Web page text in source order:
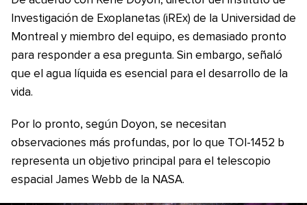
Investigación de Exoplanetas (iREx) de la Universidad de
Montreal y miembro del equipo, es demasiado pronto
para responder a esa pregunta. Sin embargo, señaló
que el agua líquida es esencial para el desarrollo de la
vida.
Por lo pronto, según Doyon, se necesitan
observaciones más profundas, por lo que TOI-1452 b
representa un objetivo principal para el telescopio
espacial James Webb de la NASA.